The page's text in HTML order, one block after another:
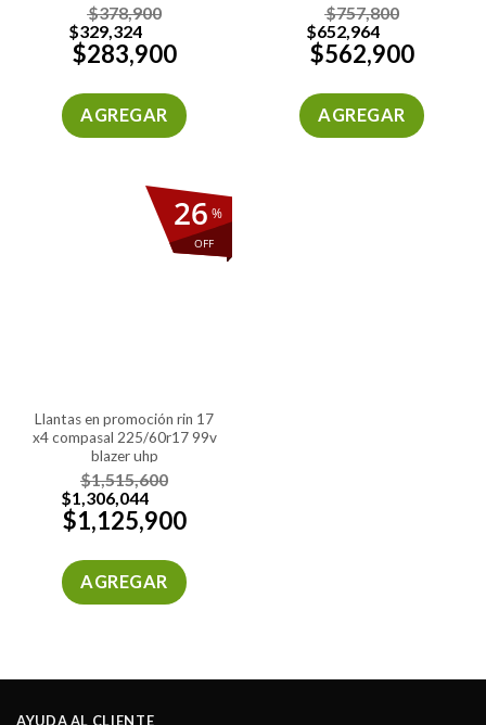
$378,900
$329,324
$283,900
AGREGAR
$757,800
$652,964
$562,900
AGREGAR
%
OFF
26
llantas en promoción rin 17
x4 compasal 225/60r17 99v
blazer uhp
$1,515,600
$1,306,044
$1,125,900
AGREGAR
AYUDA AL CLIENTE